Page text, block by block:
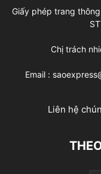
Giấy phép trang
Chị trách
Email :
Liên hệ